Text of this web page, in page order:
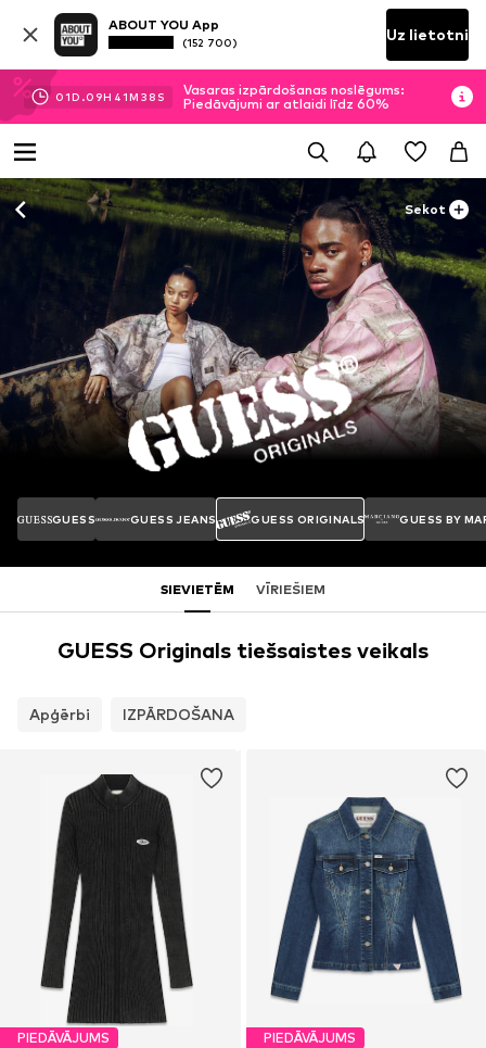
ABOUT YOU App
(152 700) Uz lietotni
01D.09H 41M 38 S
Vasaras izpārdošanas noslēgums:
Piedāvājumi ar atlaidi līdz 60%
Sekot
GUESS GUESS JEANS GUESS ORIGINALS GUESS BY
SIEVIETĒM VĪRIEŠIEM
GUESS Originals tiešsaistes veikals
Apģērbi IZPĀRDOŠANA
PIEDĀVĀJUMS PIEDĀVĀJUMS